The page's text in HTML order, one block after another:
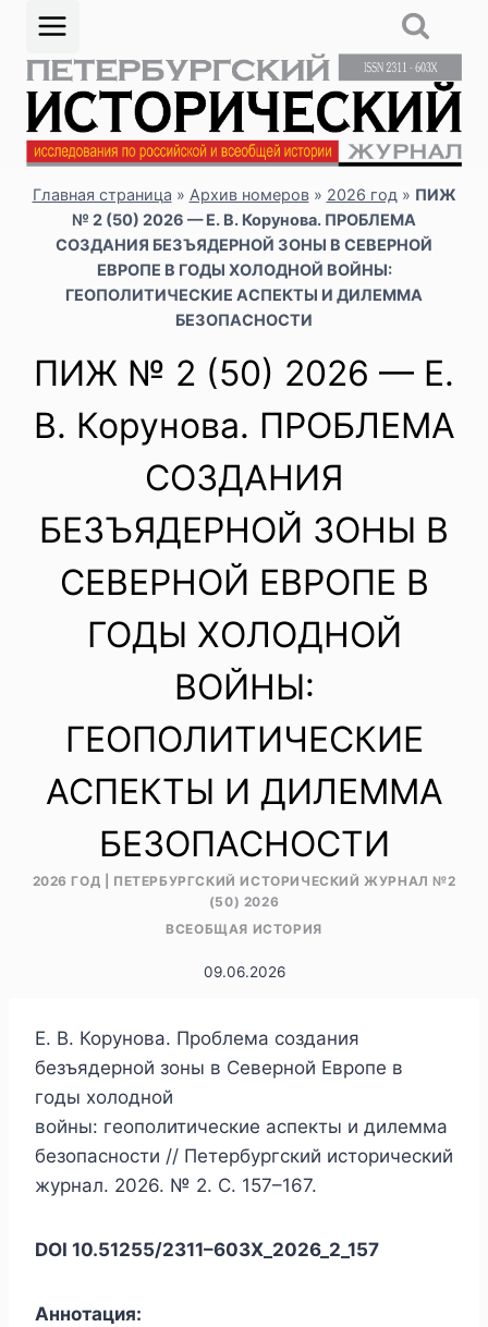
Перейти
содержимому
Главная страница » Архив номеров» 2026 год » ПИЖ
№ 2 (50) 2026 — Е. В. Корунова. ПРОБЛЕМА
СОЗДАНИЯ БЕЗЪЯДЕРНОЙ ЗОНЫ В СЕВЕРНОЙ
ЕВРОПЕ В ГОДЫ ХОЛОДНОЙ ВОЙНЫ:
ГЕОПОЛИТИЧЕСКИЕ АСПЕКТЫ И ДИЛЕММА
БЕЗОПАСНОСТИ
ПИЖ № 2 (50) 2026 — Е.
В. Корунова. ПРОБЛЕМА
СОЗДАНИЯ
БЕЗЪЯДЕРНОЙ ЗОНЫ В
СЕВЕРНОЙ ЕВРОПЕ В
ГОДЫ ХОЛОДНОЙ
ВОЙНЫ:
ГЕОПОЛИТИЧЕСКИЕ
АСПЕКТЫ И ДИЛЕММА
БЕЗОПАСНОСТИ
2026 ГОД
ПЕТЕРБУРГСКИЙ ИСТОРИЧЕСКИЙ ЖУРНАЛ №2
(50) 2026
ВСЕОБЩАЯ ИСТОРИЯ
09.06.2026
Е. В. Корунова. Проблема создания
безъядерной зоны в Северной Европе в
годы холодной
войны: геополитические аспекты и дилемма
безопасности // Петербургский исторический
журнал. 2026. № 2. С. 157–167.
DOI 10.51255/2311–603X_2026_2_157
Аннотация: